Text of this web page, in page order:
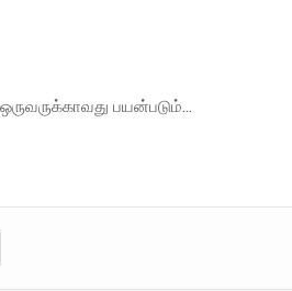
பயன்படும்...